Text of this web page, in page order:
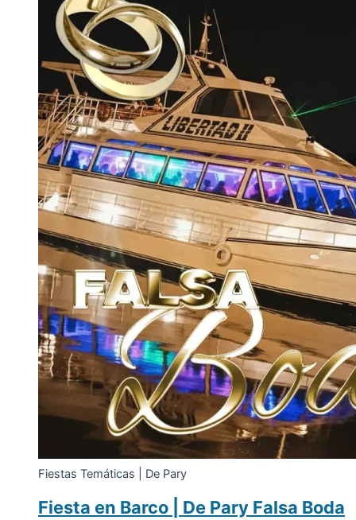
Fiestas Temáticas | De Pary
Fiesta en Barco | De Pary Falsa Boda